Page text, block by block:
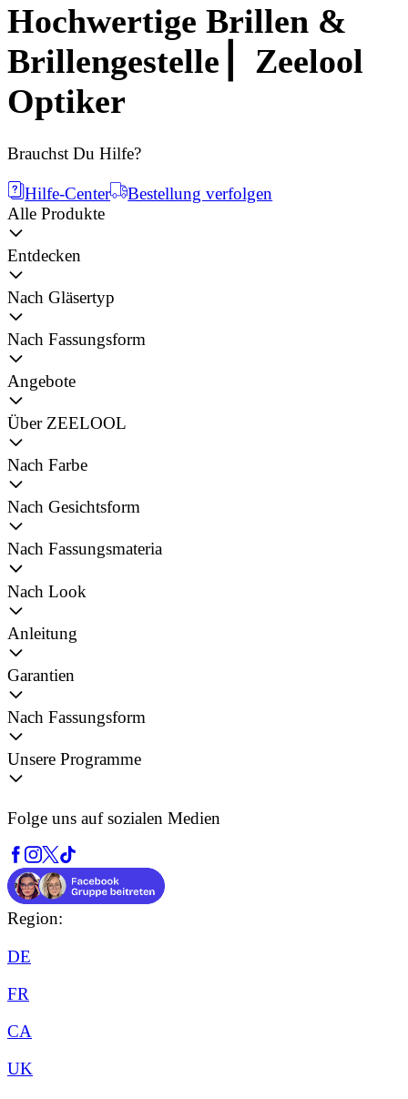
Hochwertige Brillen &
Brillengestelle ▏Zeelool
Optiker
Brauchst Du Hilfe?
Hilfe-Center
Bestellung verfolgen
Alle Produkte
Entdecken
Nach Gläsertyp
Nach Fassungsform
Angebote
Über ZEELOOL
Nach Farbe
Nach Gesichtsform
Nach Fassungsmateria
Nach Look
Anleitung
Garantien
Nach Fassungsform
Unsere Programme
Folge uns auf sozialen Medien
Region:
DE
FR
CA
UK